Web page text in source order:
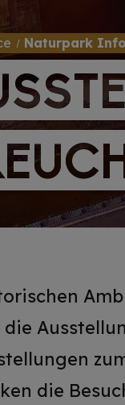
Naturpark
die
die